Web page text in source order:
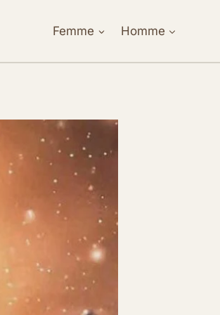
Femme Homme